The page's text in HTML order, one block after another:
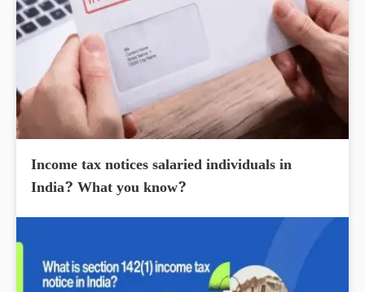
Income tax notices salaried individuals in
India? What you know?